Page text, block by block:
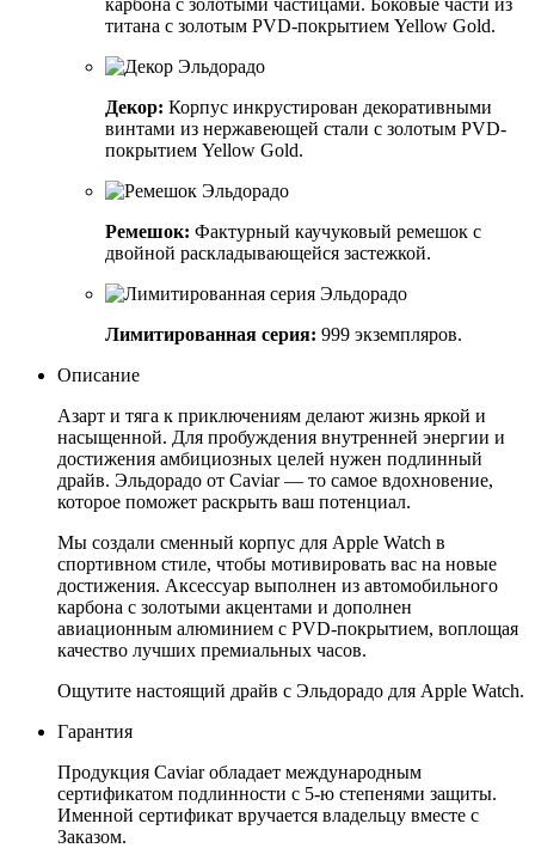
титана с золотым PVD-покрытием Yellow Gold.
Декор: Корпус инкрустирован декоративными
винтами из нержавеющей стали с золотым PVD-
покрытием Yellow Gold.
Ремешок: Фактурный каучуковый ремешок с
двойной раскладывающейся застежкой.
Лимитированная серия: 999 экземпляров.
Описание
Азарт и тяга к приключениям делают жизнь яркой и
насыщенной. Для пробуждения внутренней энергии и
достижения амбициозных целей нужен подлинный
драйв. Эльдорадо от Caviar — то самое вдохновение,
которое поможет раскрыть ваш потенциал.
Мы создали сменный корпус для Apple Watch в
спортивном стиле, чтобы мотивировать вас на новые
достижения. Аксессуар выполнен из автомобильного
карбона с золотыми акцентами и дополнен
авиационным алюминием с PVD-покрытием, воплощая
качество лучших премиальных часов.
Ощутите настоящий драйв с Эльдорадо для Apple Watch.
Гарантия
Продукция Caviar обладает международным
сертификатом подлинности с 5-ю степенями защиты.
Именной сертификат вручается владельцу вместе с
Заказом.